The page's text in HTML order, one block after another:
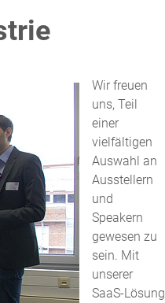
Wir freuen
uns, Teil
einer
vielfältigen
Auswahl an
Ausstellern
und
Speakern
gewesen zu
sein. Mit
unserer
SaaS-Lösung